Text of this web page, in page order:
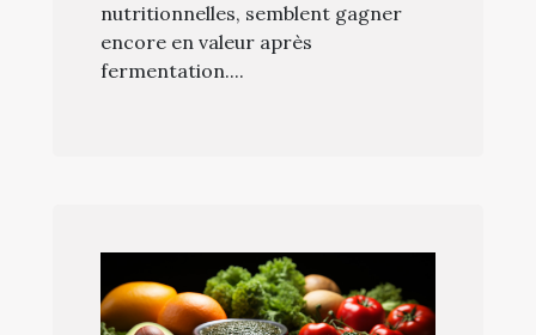
nutritionnelles, semblent gagner
encore en valeur après
fermentation....